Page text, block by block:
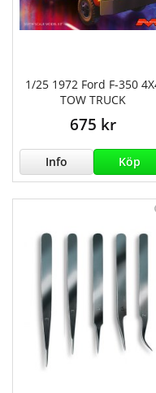
1/25 1972 Ford F-350
TOW TRUCK
675 kr
Info Köp